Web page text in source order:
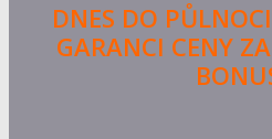
DNES DO
GARANCI CENY